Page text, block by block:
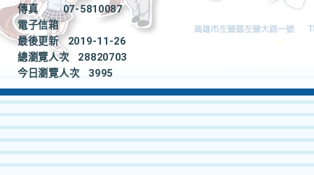
傳真
07-5810087
電子信箱
最後更新
2019-11-26
總瀏覽人次
28820703
今日瀏覽人次
3995